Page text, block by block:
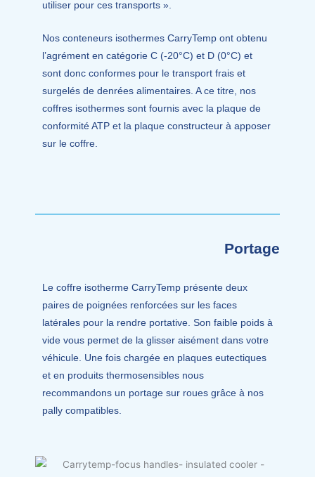
utiliser pour ces transports ».
Nos conteneurs isothermes CarryTemp ont obtenu
l’agrément en catégorie C (-20°C) et D (0°C) et
sont donc conformes pour le transport frais et
surgelés de denrées alimentaires. A ce titre, nos
coffres isothermes sont fournis avec la plaque de
conformité ATP et la plaque constructeur à apposer
sur le coffre.
Portage
Le coffre isotherme CarryTemp présente deux
paires de poignées renforcées sur les faces
latérales pour la rendre portative. Son faible poids à
vide vous permet de la glisser aisément dans votre
véhicule. Une fois chargée en plaques eutectiques
et en produits thermosensibles nous
recommandons un portage sur roues grâce à nos
pally compatibles.